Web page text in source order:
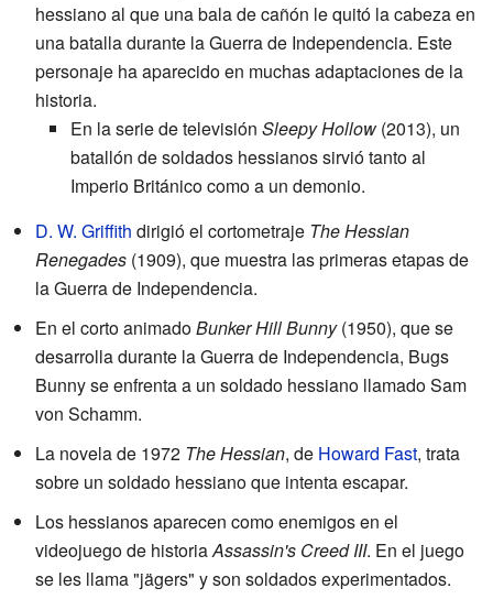
hessiano al que una bala de cañón le quitó la cabeza en
una batalla durante la Guerra de Independencia. Este
personaje ha aparecido en muchas adaptaciones de la
historia.
En la serie de televisión Sleepy Hollow (2013), un
batallón de soldados hessianos sirvió tanto al
Imperio Británico como a un demonio.
D. W. Griffith dirigió el cortometraje The Hessian
Renegades (1909), que muestra las primeras etapas de
la Guerra de Independencia.
En el corto animadoBunker Hill Bunny(1950), que se
desarrolla durante la Guerra de Independencia, Bugs
Bunny se enfrenta a un soldado hessiano llamado Sam
von Schamm.
La novela de 1972 The Hessian, de Howard Fast, trata
sobre un soldado hessiano que intenta escapar.
Los hessianos aparecen como enemigos en el
videojuego de historiaAssassin's Creed III. En el juego
se les llama "jägers" y son soldados experimentados.